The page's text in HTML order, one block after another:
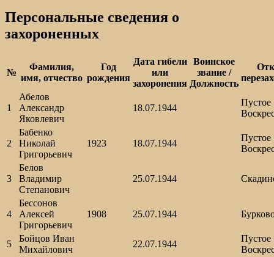
Персональные сведения о
захороненных
№
Фамилия,
имя, отчество
Год
рождения
Дата гибели
или
захоронения
Воинское
звание /
Должность
1
Абелов
Александр
Яковлевич
18.07.1944
Пустое
2
Бабенко
Николай
Григорьевич
1923 18.07.1944
Пустое
3
Белов
Владимир
Степанович
25.07.1944
4
Бессонов
Алексей
Григорьевич
1908 25.07.1944
5
Бойцов Иван
Михайлович
22.07.1944
Пустое